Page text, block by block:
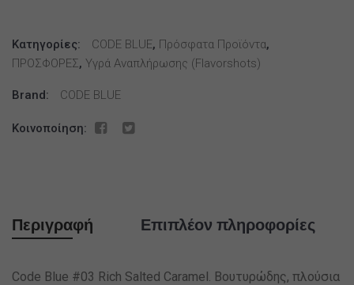
Caramel
12ml/60ml
Κατηγορίες: CODE BLUE, Πρόσφατα Προϊόντα,
ΠΡΟΣΦΟΡΕΣ, Υγρά Αναπλήρωσης (flavorshots)
Brand: CODE BLUE
Κοινοποίηση:
Περιγραφή Επιπλέον πληροφορίες
Code Blue #03 Rich Salted Caramel. Βουτυρώδης, πλούσια